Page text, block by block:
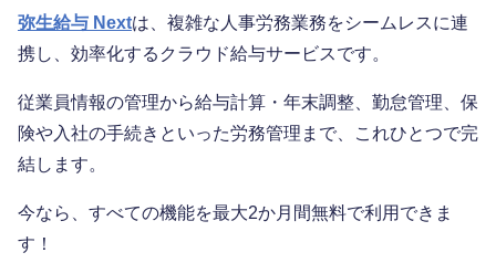
弥生給与 Nextは、複雑な人事労務業務をシームレスに連
携し、効率化するクラウド給与サービスです。
従業員情報の管理から給与計算・年末調整、勤怠管理、保
険や入社の手続きといった労務管理まで、これひとつで完
結します。
今なら、すべての機能を最大2か月間無料で利用できま
す！